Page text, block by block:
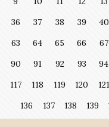
36 37 38 39 40
63 64 65 66 67
90 91 92 93 94
117 118 119 120 121
136
137 138 139